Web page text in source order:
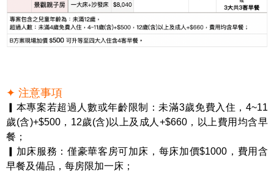
✦ 注意事項
▎本專案若超過人數或年齡限制：未滿3歲免費入住，4~11
歲(含)+$500，12歲(含)以上及成人+$660，以上費用均含早
餐；
▎加床服務：僅豪華客房可加床，每床加價$1000，費用含
早餐及備品，每房限加一床；